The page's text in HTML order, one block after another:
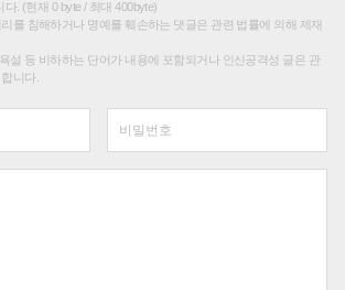
. (현재 0 byte / 최대 400byte)
를 침해하거나 명예를 훼손하는 댓글은 관련 법률에 의해 제재
설 등 비하하는 단어가 내용에 포함되거나 인신공격성 글은 관
니다.